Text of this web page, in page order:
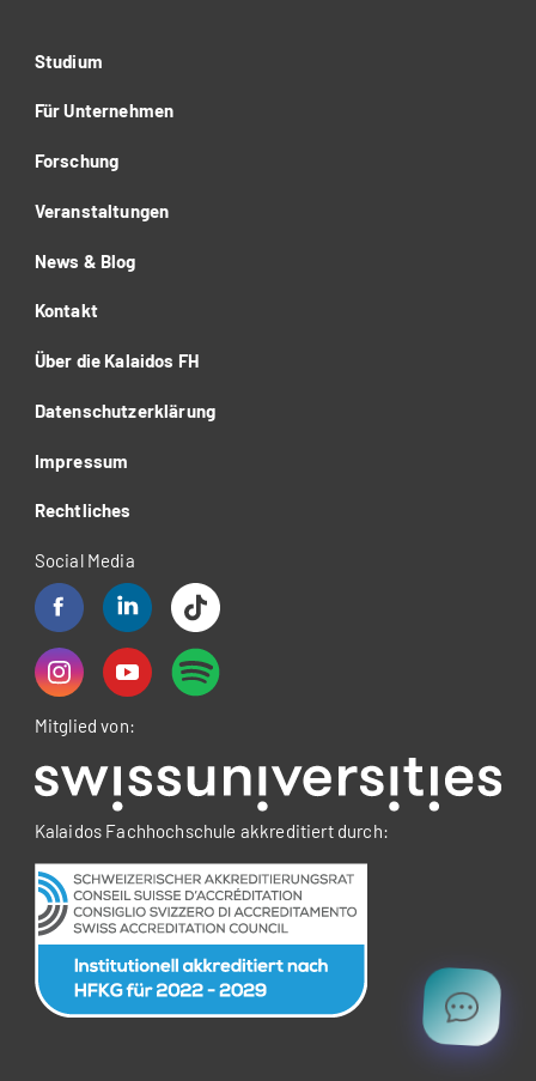
Studium
Für Unternehmen
Forschung
Veranstaltungen
News & Blog
Kontakt
Über die Kalaidos FH
Datenschutzerklärung
Impressum
Rechtliches
Social Media
Mitglied von:
Kalaidos Fachhochschule akkreditiert durch: